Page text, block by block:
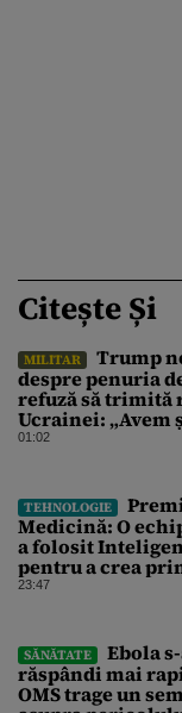
Citește Și
MILITAR
Trump
despre penuria
refuză să trimită
Ucrainei: „Avem
rachete”
01:02
TEHNOLOGIE
Medicină: O
a folosit
pentru a crea
sintetice la
23:47
SĂNĂTATE
Ebola
răspândi mai
OMS trage un